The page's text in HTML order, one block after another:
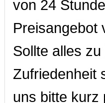
von 24
Preisangebot
Sollte alles
Zufriedenheit
uns bitte kurz